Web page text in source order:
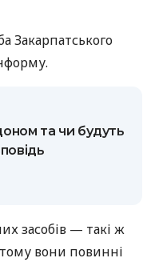
Закарпатського
та чи будуть
засобів — такі ж
вони повинні